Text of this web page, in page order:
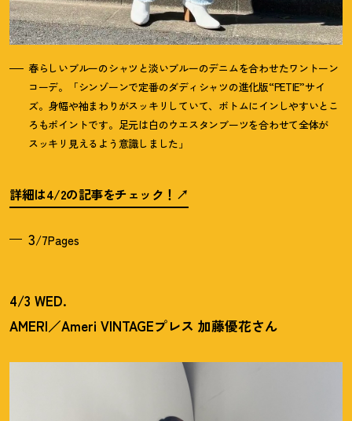
春らしいブルーのシャツと淡いブルーのデニムを合わせたワントーン
コーデ。「シンゾーンで定番のダディシャツの進化版“PETIE”サイ
ズ。身幅や袖まわりがスッキリしていて、ボトムにインしやすいとこ
ろもポイントです。足元は白のウエスタンブーツを合わせて全体が
スッキリ見えるよう意識しました」
詳細は4/2の記事をチェック ！
3/7Pages
4/3 WED.
AMERI／Ameri VINTAGEプレス 加藤優花さん